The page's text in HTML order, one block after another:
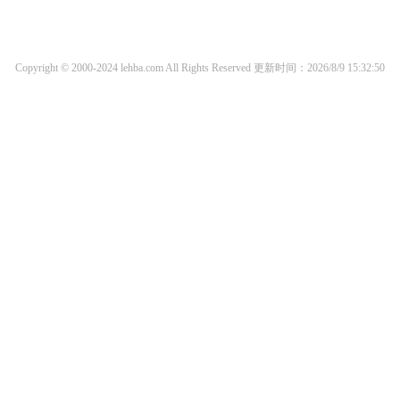
Copyright © 2000-2024 lehba.com All Rights Reserved 更新时间：2026/8/9 15:32:50